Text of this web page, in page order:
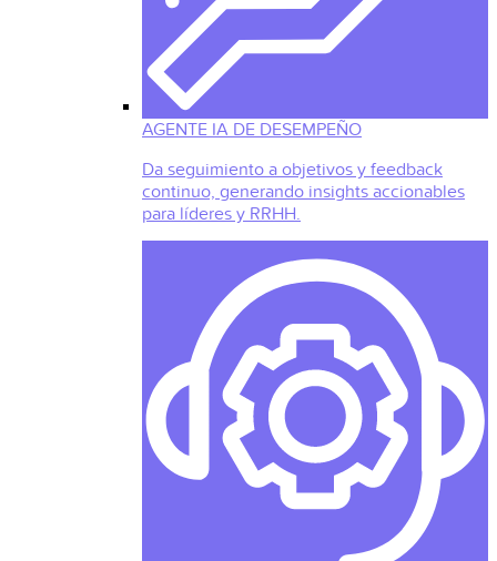
AGENTE IA DE DESEMPEÑO
Da seguimiento a objetivos y feedback
continuo, generando insights accionables
para líderes y RRHH.